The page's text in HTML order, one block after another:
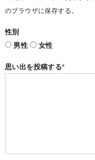
のブラウザに保存する。
性別
男性
女性
思い出を投稿する*